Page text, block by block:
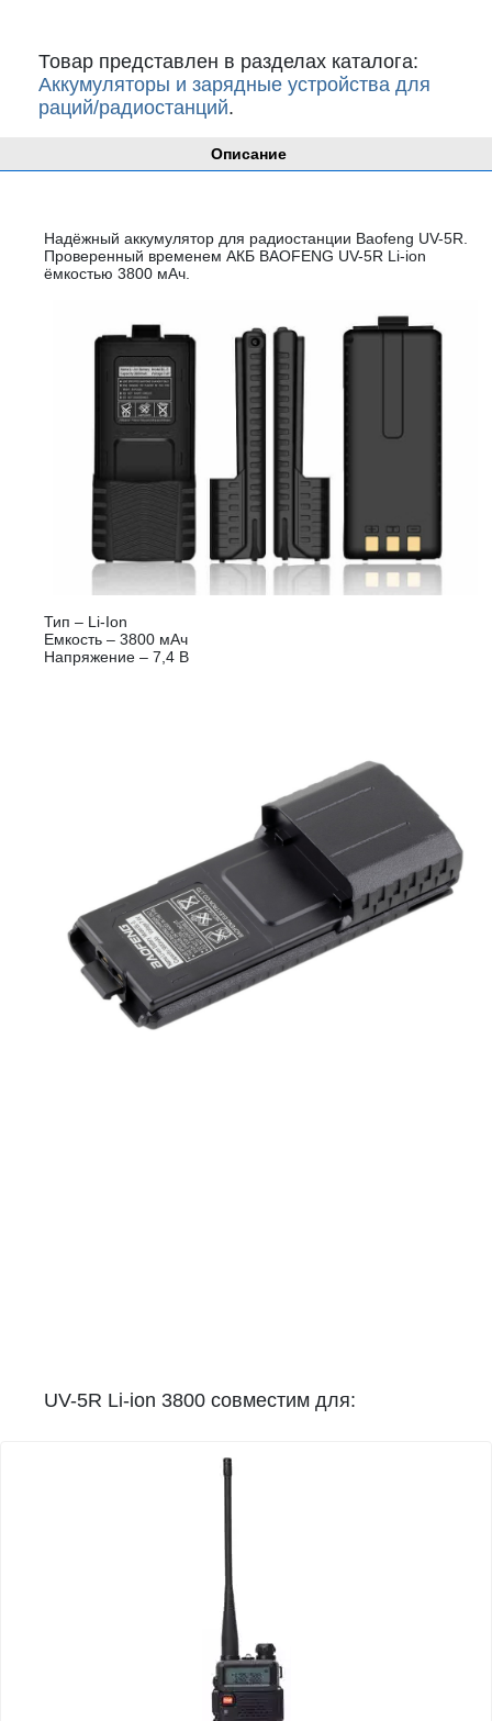
Описание
Надёжный аккумулятор для радиостанции Baofeng UV-5R.
Проверенный временем АКБ BAOFENG UV-5R Li-ion
ёмкостью 3800 мАч.
Тип – Li-Ion
Емкость – 3800 мАч
Напряжение – 7,4 В
UV-5R Li-ion 3800 совместим для:
Товар представлен в разделах каталога:
Аккумуляторы и зарядные устройства для
раций/радиостанций.